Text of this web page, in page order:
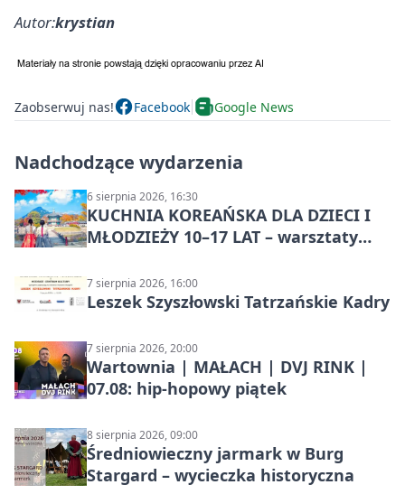
Autor:krystian
Zaobserwuj nas! Facebook Google News
Nadchodzące wydarzenia
6 sierpnia 2026, 16:30
KUCHNIA KOREAŃSKA DLA DZIECI I
MŁODZIEŻY 10–17 LAT – warsztaty
7 sierpnia 2026, 16:00
Leszek Szyszłowski Tatrzańskie Kadry
7 sierpnia 2026, 20:00
Wartownia | MAŁACH | DVJ RINK |
07.08: hip-hopowy piątek
8 sierpnia 2026, 09:00
Średniowieczny jarmark w Burg
Stargard – wycieczka historyczna